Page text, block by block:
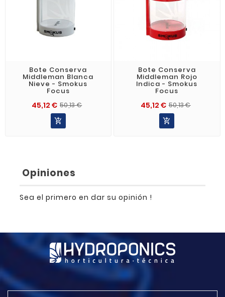
Bote Conserva
Middleman Blanca
Nieve - Smokus
Focus
45,12 € 50,13 €

Bote Conserva
Middleman Rojo
Indica - Smokus
Focus
45,12 € 50,13 €

Opiniones
Sea el primero en dar su opinión !